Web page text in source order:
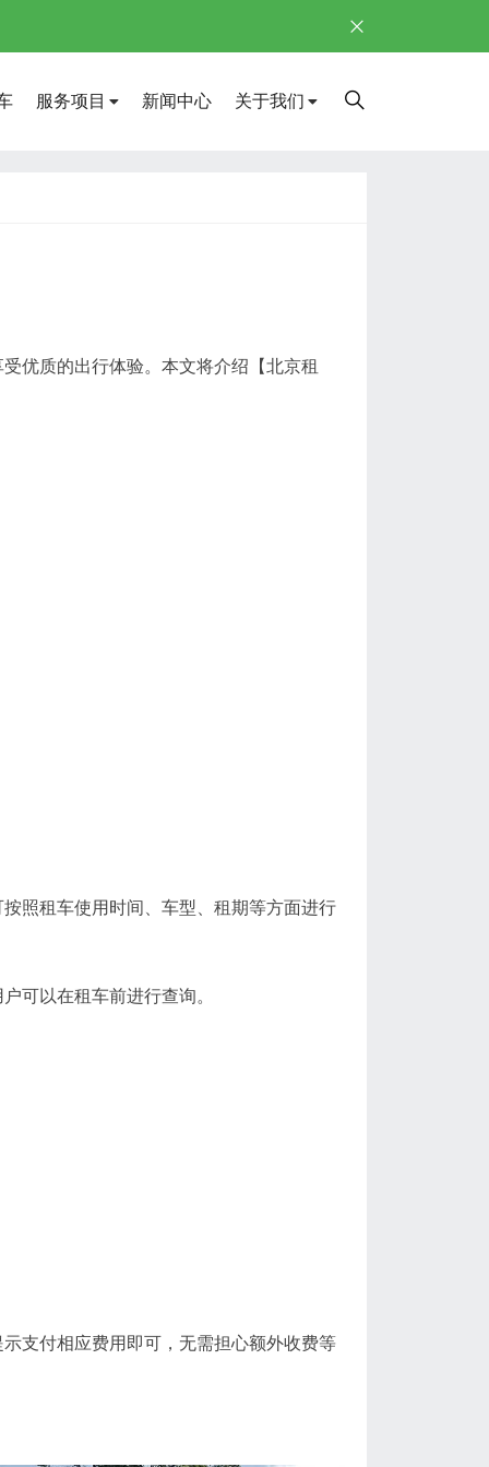
服务项目 新闻中心 关于我们
质的出行体验。本文将介绍【北京租
照租车使用时间、车型、租期等方面进行
可以在租车前进行查询。
支付相应费用即可，无需担心额外收费等